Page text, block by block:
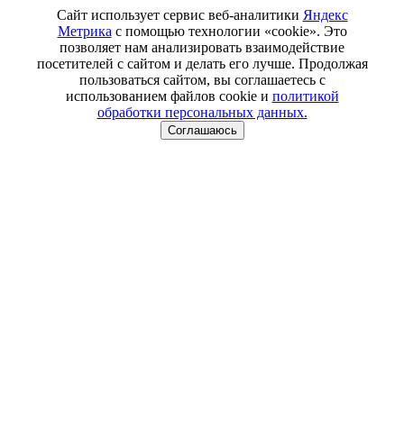
Сайт использует сервис веб-аналитики Яндекс
Метрика с помощью технологии «cookie». Это
позволяет нам анализировать взаимодействие
посетителей с сайтом и делать его лучше. Продолжая
пользоваться сайтом, вы соглашаетесь с
использованием файлов cookie и политикой
обработки персональных данных.
Соглашаюсь